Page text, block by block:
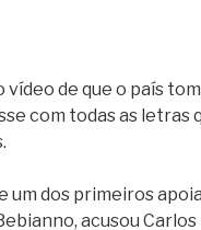
de que o país
com todas as letras
um dos primeiros
acusou Carlos